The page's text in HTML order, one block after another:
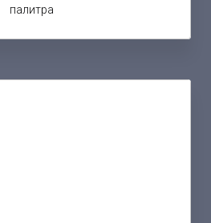
палитра